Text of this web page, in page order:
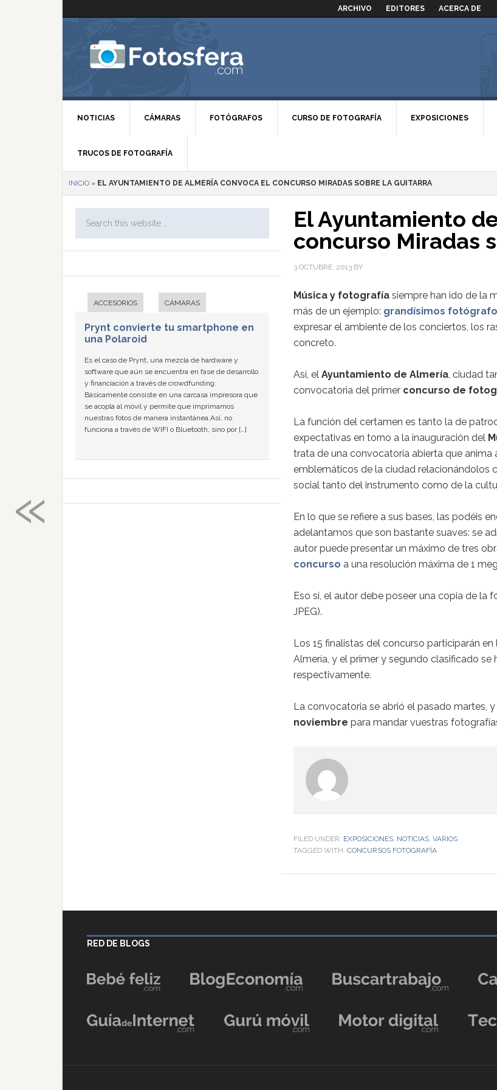
ARCHIVO EDITORES ACERCA DE
NOTICIAS CÁMARAS FOTÓGRAFOS CURSO DE FOTOGRAFÍA EXPOSICIONES
TRUCOS DE FOTOGRAFÍA
INICIO » EL AYUNTAMIENTO DE ALMERÍA CONVOCA EL CONCURSO MIRADAS SOBRE LA GUITARRA
El Ayuntamiento
concurso Miradas
3 OCTUBRE, 2013 BY
Música y fotografía siempre han ido de la
más de un ejemplo: grandísimos
expresar el ambiente de los conciertos, los
concreto.
Así, el Ayuntamiento de Almería, ciudad
convocatoria del primer concurso de
La función del certamen es tanto la de
expectativas en torno a la inauguración del
trata de una convocatoria abierta que
emblemáticos de la ciudad relacionándolos
social tanto del instrumento como de la
En lo que se refiere a sus bases, las podéis
adelantamos que son bastante suaves: se
autor puede presentar un máximo de tres
concurso a una resolución máxima de 1
Eso sí, el autor debe poseer una copia de
JPEG).
Los 15 finalistas del concurso participarán en
Almería, y el primer y segundo clasificado
respectivamente.
La convocatoria se abrió el pasado martes,
noviembre para mandar vuestras
FILED UNDER: EXPOSICIONES, NOTICIAS, VARIOS
TAGGED WITH: CONCURSOS FOTOGRAFÍA
ACCESORIOS CÁMARAS
Prynt convierte tu smartphone en
una Polaroid
Es el caso de Prynt, una mezcla de hardware y
software que aún se encuentra en fase de desarrollo
y financiación a través de crowdfunding.
Básicamente consiste en una carcasa impresora que
se acopla al móvil y permite que imprimamos
nuestras fotos de manera instantánea.Así, no
funciona a través de WIFI o Bluetooth, sino por […]
RED DE BLOGS
«